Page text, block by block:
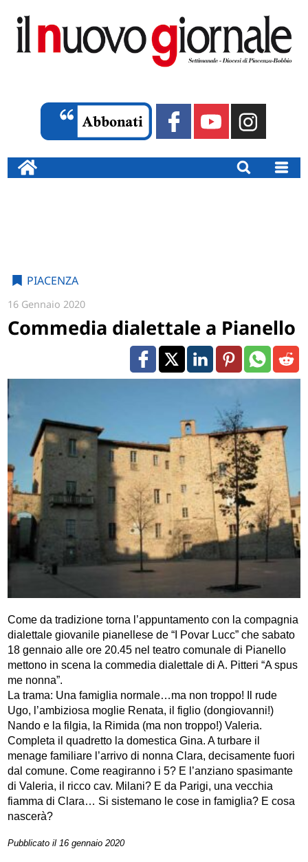
PIACENZA
16 Gennaio 2020
Commedia dialettale a Pianello
Come da tradizione torna l’appuntamento con la compagnia
dialettale giovanile pianellese de “I Povar Lucc” che sabato
18 gennaio alle ore 20.45 nel teatro comunale di Pianello
mettono in scena la commedia dialettale di A. Pitteri “A spus
me nonna”.
La trama: Una famiglia normale…ma non troppo! Il rude
Ugo, l’ambiziosa moglie Renata, il figlio (dongiovanni!)
Nando e la filgia, la Rimida (ma non troppo!) Valeria.
Completa il quadretto la domestica Gina. A turbare il
menage familiare l’arrivo di nonna Clara, decisamente fuori
dal comune. Come reagiranno i 5? E l’anziano spasimante
di Valeria, il ricco cav. Milani? E da Parigi, una vecchia
fiamma di Clara… Si sistemano le cose in famiglia? E cosa
nascerà?
Pubblicato il 16 gennaio 2020